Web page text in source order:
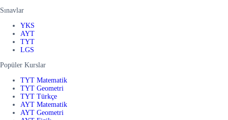
Sınavlar
YKS
AYT
TYT
LGS
Popüler Kurslar
TYT Matematik
TYT Geometri
TYT Türkçe
AYT Matematik
AYT Geometri